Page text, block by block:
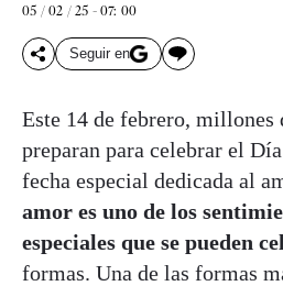
05 / 02 / 25 - 07: 00
Seguir en
Este 14 de febrero, millones
preparan para celebrar el
fecha especial dedicada al
amor es uno de los
especiales que se pueden
formas. Una de las formas